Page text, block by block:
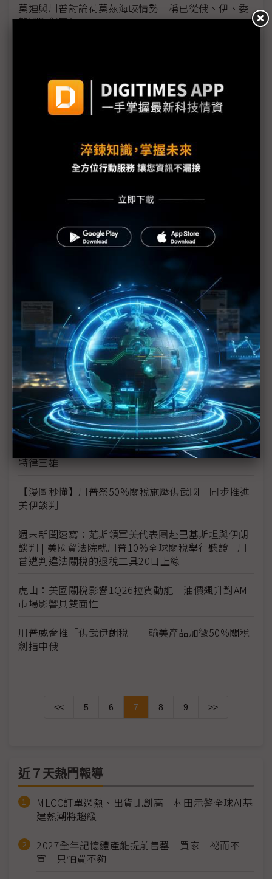
莫迪與川普討論荷莫茲海峽情勢 稱已從俄、伊、委
等國取得原油
中國北方稀土精礦2Q26漲價逾44% 專家示警恐引
發需求破壞
中東衝突高油價帶動EV買氣？ 關稅等政策變化仍為
川普關稅擾亂空運市場 亞洲貨流轉向歐洲鞏固新格
中國壓力促現代汽車供應鏈轉型 擴大公開招標、
歐盟與美國擬簽關鍵礦物協議 聯手降低中國供應鏈
依賴
美伊戰事影響有限 機械業3月出口連14紅
台美貿易協定無法送國會審查 美製進口車免關稅恐
有變數
川普汽車關稅滿週年負擔達350億美元 USMCA重新
談判成供應鏈遷徙關鍵
零關稅卻零銷量？ 歐盟擬修法封堵美系皮卡衝擊底
特律三雄
【漫圖秒懂】川普祭50%關稅施壓供武國 同步推進
美伊談判
週末新聞速寫：范斯領軍美代表團赴巴基斯坦與伊朗
談判 | 美國貿法院就川普10%全球關稅舉行聽證 | 川
普遭判違法關稅的退稅工具20日上線
虎山：美國關稅影響1Q26拉貨動能 油價飆升對AM
市場影響具雙面性
川普威脅推「供武伊朗稅」 輸美產品加徵50%關稅
劍指中俄
<< 5 6 7 8 9 >>
近７天熱門報導
MLCC訂單過熱、出貨比創高 村田示警全球AI基
建熱潮將趨緩
2027全年記憶體產能提前售罄 買家「祕而不
宣」只怕買不夠